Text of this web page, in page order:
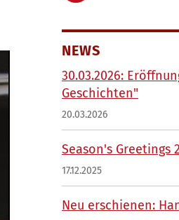
NEWS
30.03.2026:
Geschichten"
20.03.2026
Season's Greetings
17.12.2025
Neu erschienen: